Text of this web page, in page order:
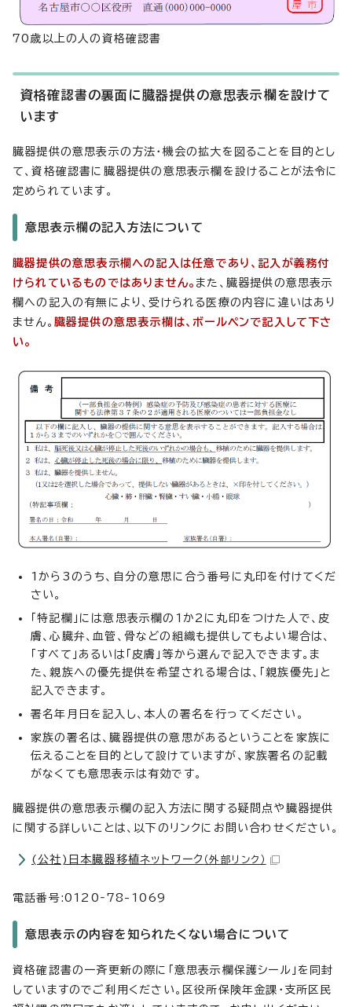
70歳以上の人の資格確認書
資格確認書の裏面に臓器提供の意思表示欄を設けて
います
臓器提供の意思表示の方法・機会の拡大を図ることを目的とし
て、資格確認書に臓器提供の意思表示欄を設けることが法令に
定められています。
意思表示欄の記入方法について
臓器提供の意思表示欄への記入は任意であり、記入が義務付
けられているものではありません。 また、臓器提供の意思表示
欄への記入の有無により、受けられる医療の内容に違いはあり
ません。 臓器提供の意思表示欄は、ボールペンで記入して下さ
い。
1から3のうち、自分の意思に合う番号に丸印を付けてくだ
さい。
「特記欄」には意思表示欄の1か2に丸印をつけた人で、皮
膚、心臓弁、血管、骨などの組織も提供してもよい場合は、
「すべて」あるいは「皮膚」等から選んで記入できます。ま
た、親族への優先提供を希望される場合は、「親族優先」と
記入できます。
署名年月日を記入し、本人の署名を行ってください。
家族の署名は、臓器提供の意思があるということを家族に
伝えることを目的として設けていますが、家族署名の記載
がなくても意思表示は有効です。
臓器提供の意思表示欄の記入方法に関する疑問点や臓器提供
に関する詳しいことは、以下のリンクにお問い合わせください。
(公社)日本臓器移植ネットワーク （外部リンク）
電話番号:0120‐78-1069
意思表示の内容を知られたくない場合について
資格確認書の一斉更新の際に「意思表示欄保護シール」を同封
していますのでご利用ください。区役所保険年金課・支所区民